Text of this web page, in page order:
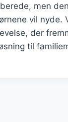
men
vil nyde.
der
til